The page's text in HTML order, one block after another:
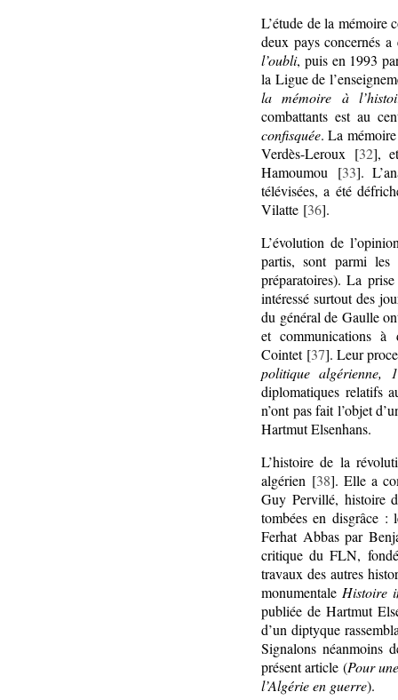
L’étude de la mémoire
deux pays concernés
l’oubli, puis en 1993
la Ligue de
la mémoire à
combattants est au
confisquée. La
Verdès-Leroux [32],
Hamoumou [33].
télévisées, a été
Vilatte [36].
L’évolution de
partis, sont parmi
préparatoires). La
intéressé surtout des
du général de Gaulle
et communications
Cointet [37]. Leur
politique algérienne,
diplomatiques relatifs
n’ont pas fait l’objet
Hartmut Elsenhans.
L’histoire de la
algérien [38]. Elle a
Guy Pervillé, histoire
tombées en disgrâce :
Ferhat Abbas par
critique du FLN,
travaux des autres
monumentale Histoire
publiée de Hartmut
d’un diptyque
Signalons néanmoins
présent article (Pour
l’Algérie en guerre).